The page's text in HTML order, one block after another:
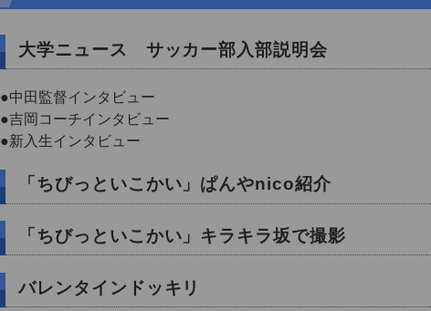
大学ニュース サッカー部入部説明会
●中田監督インタビュー
●吉岡コーチインタビュー
●新入生インタビュー
「ちびっといこかい」ぱんやnico紹介
「ちびっといこかい」キラキラ坂で撮影
バレンタインドッキリ